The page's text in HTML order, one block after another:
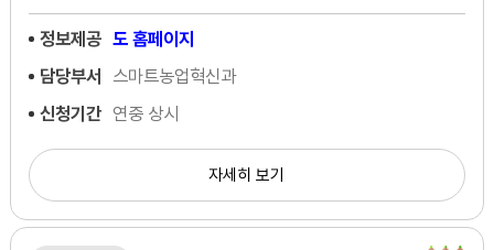
정보제공 도 홈페이지
담당부서
스마트농업혁신과
신청기간 연중 상시
자세히 보기